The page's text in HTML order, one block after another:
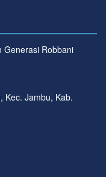
Generasi Robbani
Kec. Jambu, Kab.